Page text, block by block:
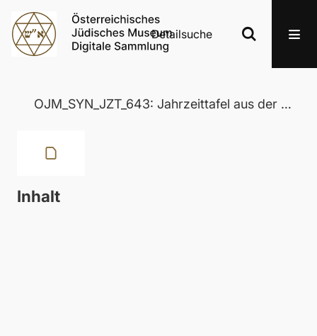
Detailsuche
OJM_SYN_JZT_643: Jahrzeittafel aus der Wertheimer Synagoge in Eisenstadt
Inhalt